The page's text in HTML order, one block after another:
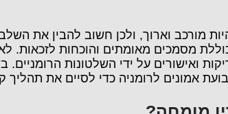
מורכב וארוך, ולכן חשוב להבין את
מסמכים מאומתים והוכחות לזכאות.
ואישורים על ידי השלטונות
אמונים לרומניה כדי לסיים את תהליך